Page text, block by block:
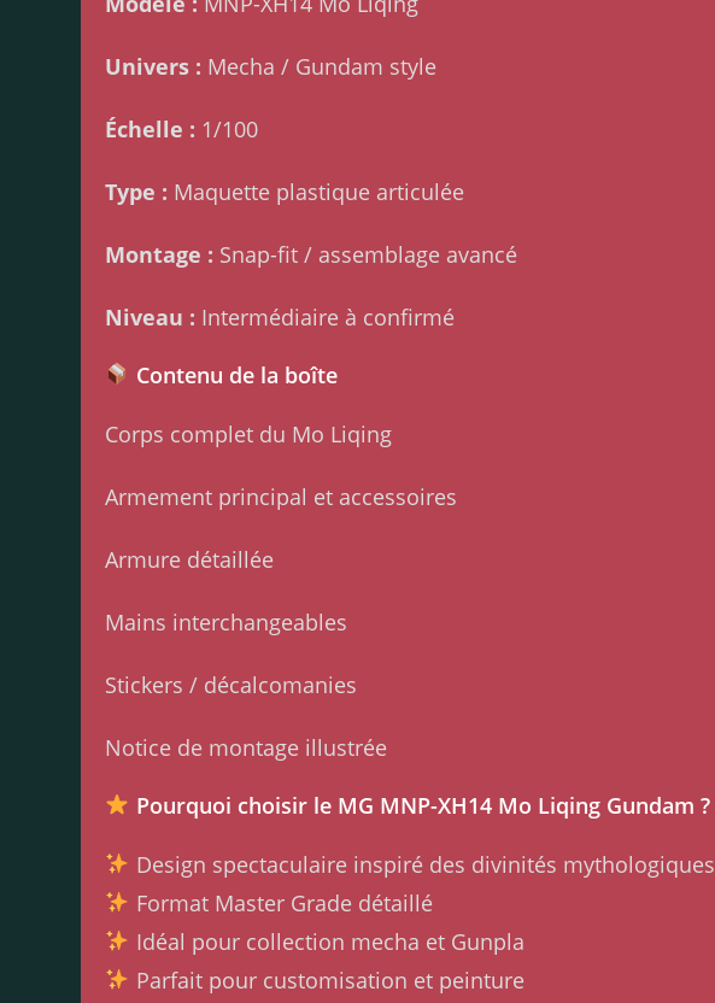
Univers : Mecha / Gundam style
Échelle : 1/100
Type : Maquette plastique articulée
Montage : Snap-fit / assemblage avancé
Niveau : Intermédiaire à confirmé
Contenu de la boîte
Corps complet du Mo Liqing
Armement principal et accessoires
Armure détaillée
Mains interchangeables
Stickers / décalcomanies
Notice de montage illustrée
Pourquoi choisir le MG MNP-XH14 Mo Liqing Gundam ?
Design spectaculaire inspiré des divinités mythologiques
Format Master Grade détaillé
Idéal pour collection mecha et Gunpla
Parfait pour customisation et peinture